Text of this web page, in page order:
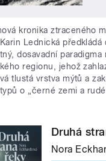
kronika ztraceného
Lednická předkládá
dosavadní paradigma
regionu, jehož
tlustá vrstva mýtů a
o „černé zemi a
Druhá
Nora